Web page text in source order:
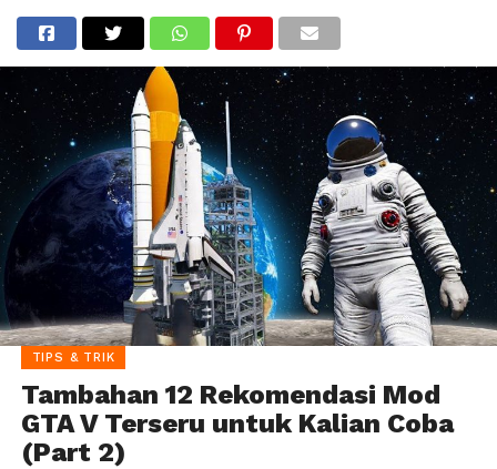
TIPS & TRIK
Tambahan 12 Rekomendasi Mod
GTA V Terseru untuk Kalian Coba
(Part 2)